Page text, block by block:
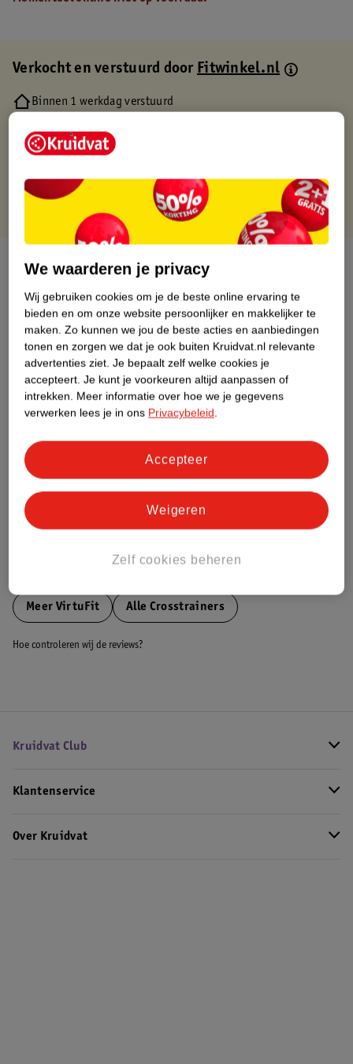
Verkocht en verstuurd doorFitwinkel.nl
Binnen 1 werkdag verstuurd
Gratis retourneren via verkooppartner.
Gratis punten met je Kruidvat kaart
Over dit product
Productinformatie
Etiketinformatie
Nature Impact Score
Dit product heeft (nog) geen Nature
Bestel & Bezorginformatie
Meer VirtuFit Alle Crosstrainers
Hoe controleren wij de reviews?
Kruidvat Club
Klantenservice
Over Kruidvat
We waarderen je privacy
Wij gebruiken cookies om je de beste online ervaring te
bieden en om onze website persoonlijker en makkelijker te
maken. Zo kunnen we jou de beste acties en aanbiedingen
tonen en zorgen we dat je ook buiten Kruidvat.nl relevante
advertenties ziet. Je bepaalt zelf welke cookies je
accepteert. Je kunt je voorkeuren altijd aanpassen of
intrekken. Meer informatie over hoe we je gegevens
verwerken lees je in ons Privacybeleid.
Zelf cookies beheren
Weigeren
Accepteer